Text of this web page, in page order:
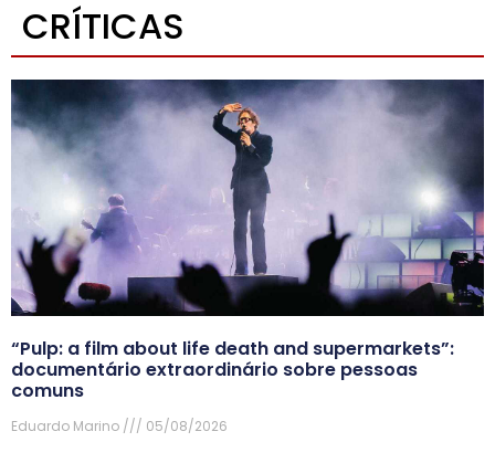
CRÍTICAS
“Pulp: a film about life death and supermarkets”:
documentário extraordinário sobre pessoas
comuns
Eduardo Marino 05/08/2026